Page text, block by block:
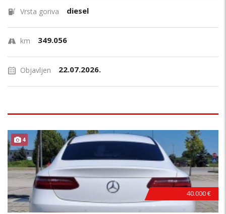
Vrsta goriva diesel
km 349.056
Objavljen 22.07.2026.
4
40.000 €